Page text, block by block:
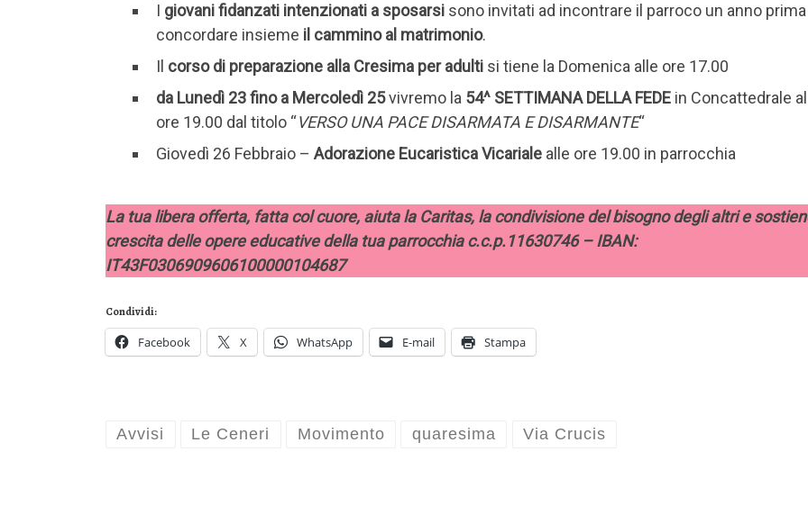
I giovani fidanzati intenzionati a sposarsi sono invitati ad incontrare il parroco un anno
concordare insieme il cammino al matrimonio.
Il corso di preparazione alla Cresima per adulti si tiene la Domenica alle ore 17.00
da Lunedì 23 fino a Mercoledì 25vivremo la 54^ SETTIMANA DELLA FEDE in Concattedrale
ore 19.00 dal titolo “VERSO UNA PACE DISARMATA E DISARMANTE“
Giovedì 26 Febbraio – Adorazione Eucaristica Vicariale alle ore 19.00 in parrocchia
La tua libera offerta, fatta col cuore, aiuta la Caritas, la condivisione del bisogno degli altri e
crescita delle opere educative della tua parrocchia c.c.p.11630746 – IBAN:
IT43F0306909606100000104687
Condividi:
Facebook X WhatsApp E-mail Stampa
Avvisi Le Ceneri Movimento quaresima Via Crucis